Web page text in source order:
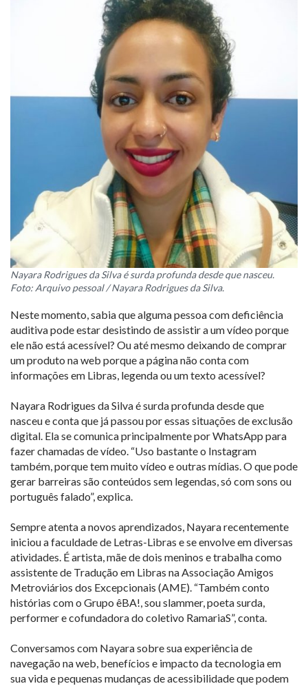
Nayara Rodrigues da Silva é surda profunda desde que nasceu.
Foto: Arquivo pessoal / Nayara Rodrigues da Silva.
Neste momento, sabia que alguma pessoa com deficiência
auditiva pode estar desistindo de assistir a um vídeo porque
ele não está acessível? Ou até mesmo deixando de comprar
um produto na web porque a página não conta com
informações em Libras, legenda ou um texto acessível?
Nayara Rodrigues da Silva é surda profunda desde que
nasceu e conta que já passou por essas situações de exclusão
digital. Ela se comunica principalmente por WhatsApp para
fazer chamadas de vídeo. “Uso bastante o Instagram
também, porque tem muito vídeo e outras mídias. O que pode
gerar barreiras são conteúdos sem legendas, só com sons ou
português falado”, explica.
Sempre atenta a novos aprendizados, Nayara recentemente
iniciou a faculdade de Letras-Libras e se envolve em diversas
atividades. É artista, mãe de dois meninos e trabalha como
assistente de Tradução em Libras na Associação Amigos
Metroviários dos Excepcionais (AME). “Também conto
histórias com o Grupo êBA!, sou slammer, poeta surda,
performer e cofundadora do coletivo RamariaS”, conta.
Conversamos com Nayara sobre sua experiência de
navegação na web, benefícios e impacto da tecnologia em
sua vida e pequenas mudanças de acessibilidade que podem